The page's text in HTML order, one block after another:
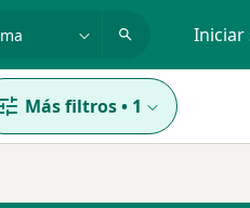
Iniciar
Más filtros• 1